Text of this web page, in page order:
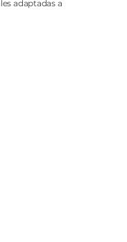
adaptadas a